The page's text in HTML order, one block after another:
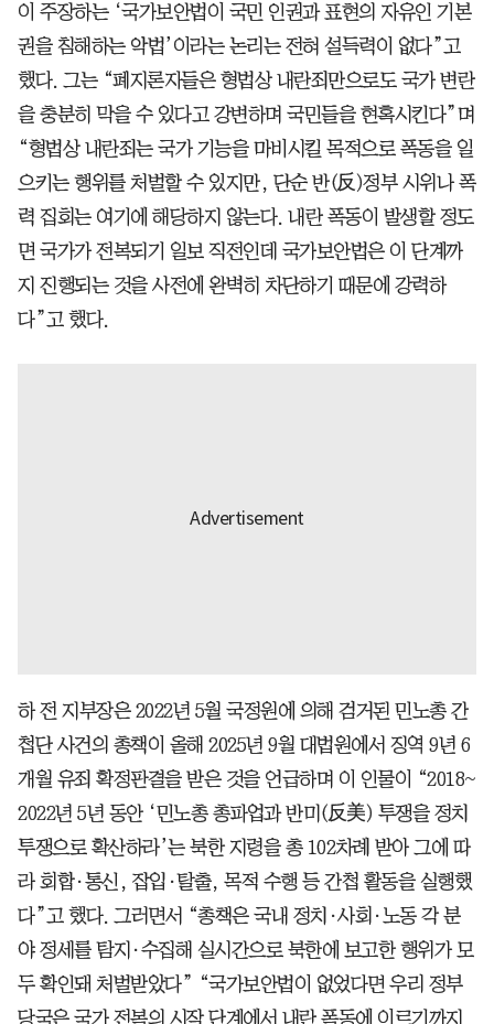
이 주장하는 ‘국가보안법이 국민 인권과 표현의 자유인 기본
권을 침해하는 악법’이라는 논리는 전혀 설득력이 없다”고
했다. 그는 “폐지론자들은 형법상 내란죄만으로도 국가 변란
을 충분히 막을 수 있다고 강변하며 국민들을 현혹시킨다”며
“형법상 내란죄는 국가 기능을 마비시킬 목적으로 폭동을 일
으키는 행위를 처벌할 수 있지만, 단순 반(反)정부 시위나 폭
력 집회는 여기에 해당하지 않는다. 내란 폭동이 발생할 정도
면 국가가 전복되기 일보 직전인데 국가보안법은 이 단계까
지 진행되는 것을 사전에 완벽히 차단하기 때문에 강력하
다”고 했다.
하 전 지부장은 2022년 5월 국정원에 의해 검거된 민노총 간
첩단 사건의 총책이 올해 2025년 9월 대법원에서 징역 9년 6
개월 유죄 확정판결을 받은 것을 언급하며 이 인물이 “2018~
2022년 5년 동안 ‘민노총 총파업과 반미(反美) 투쟁을 정치
투쟁으로 확산하라’는 북한 지령을 총 102차례 받아 그에 따
라 회합·통신, 잡입·탈출, 목적 수행 등 간첩 활동을 실행했
다”고 했다. 그러면서 “총책은 국내 정치·사회·노동 각 분
야 정세를 탐지·수집해 실시간으로 북한에 보고한 행위가 모
두 확인돼 처벌받았다” “국가보안법이 없었다면 우리 정부
당국은 국가 전복의 시작 단계에서 내란 폭동에 이르기까지